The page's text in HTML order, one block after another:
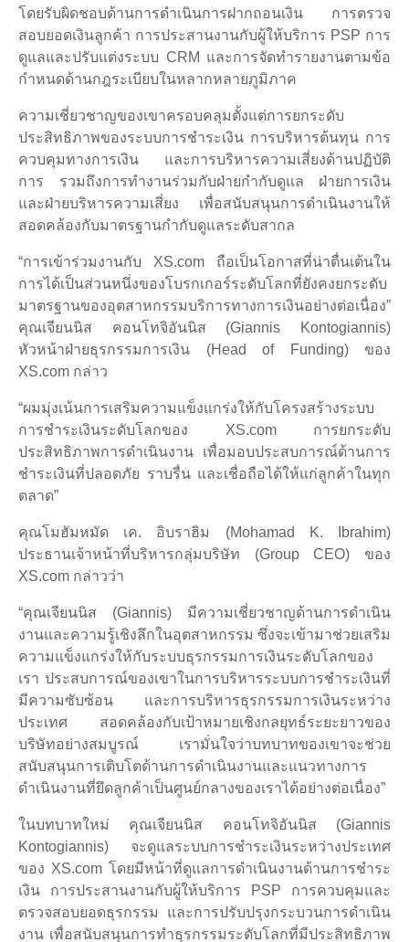
โดยรับผิดชอบด้านการดำเนินการฝากถอนเงิน การตรวจ
สอบยอดเงินลูกค้า การประสานงานกับผู้ให้บริการ PSP การ
ดูแลและปรับแต่งระบบ CRM และการจัดทำรายงานตามข้อ
กำหนดด้านกฎระเบียบในหลากหลายภูมิภาค
ความเชี่ยวชาญของเขาครอบคลุมตั้งแต่การยกระดับ
ประสิทธิภาพของระบบการชำระเงิน การบริหารต้นทุน การ
ควบคุมทางการเงิน และการบริหารความเสี่ยงด้านปฏิบัติ
การ รวมถึงการทำงานร่วมกับฝ่ายกำกับดูแล ฝ่ายการเงิน
และฝ่ายบริหารความเสี่ยง เพื่อสนับสนุนการดำเนินงานให้
สอดคล้องกับมาตรฐานกำกับดูแลระดับสากล
“การเข้าร่วมงานกับ XS.com ถือเป็นโอกาสที่น่าตื่นเต้นใน
การได้เป็นส่วนหนึ่งของโบรกเกอร์ระดับโลกที่ยังคงยกระดับ
มาตรฐานของอุตสาหกรรมบริการทางการเงินอย่างต่อเนื่อง”
คุณเจียนนิส คอนโทจิอันนิส (Giannis Kontogiannis)
หัวหน้าฝ่ายธุรกรรมการเงิน (Head of Funding) ของ
XS.com กล่าว
“ผมมุ่งเน้นการเสริมความแข็งแกร่งให้กับโครงสร้างระบบ
การชำระเงินระดับโลกของ XS.com การยกระดับ
ประสิทธิภาพการดำเนินงาน เพื่อมอบประสบการณ์ด้านการ
ชำระเงินที่ปลอดภัย ราบรื่น และเชื่อถือได้ให้แก่ลูกค้าในทุก
ตลาด”
คุณโมฮัมหมัด เค. อิบราฮิม (Mohamad K. Ibrahim)
ประธานเจ้าหน้าที่บริหารกลุ่มบริษัท (Group CEO) ของ
XS.com กล่าวว่า
“คุณเจียนนิส (Giannis) มีความเชี่ยวชาญด้านการดำเนิน
งานและความรู้เชิงลึกในอุตสาหกรรม ซึ่งจะเข้ามาช่วยเสริม
ความแข็งแกร่งให้กับระบบธุรกรรมการเงินระดับโลกของ
เรา ประสบการณ์ของเขาในการบริหารระบบการชำระเงินที่
มีความซับซ้อน และการบริหารธุรกรรมการเงินระหว่าง
ประเทศ สอดคล้องกับเป้าหมายเชิงกลยุทธ์ระยะยาวของ
บริษัทอย่างสมบูรณ์ เรามั่นใจว่าบทบาทของเขาจะช่วย
สนับสนุนการเติบโตด้านการดำเนินงานและแนวทางการ
ดำเนินงานที่ยึดลูกค้าเป็นศูนย์กลางของเราได้อย่างต่อเนื่อง”
ในบทบาทใหม่ คุณเจียนนิส คอนโทจิอันนิส (Giannis
Kontogiannis) จะดูแลระบบการชำระเงินระหว่างประเทศ
ของ XS.com โดยมีหน้าที่ดูแลการดำเนินงานด้านการชำระ
เงิน การประสานงานกับผู้ให้บริการ PSP การควบคุมและ
ตรวจสอบยอดธุรกรรม และการปรับปรุงกระบวนการดำเนิน
งาน เพื่อสนับสนุนการทำธุรกรรมระดับโลกที่มีประสิทธิภาพ